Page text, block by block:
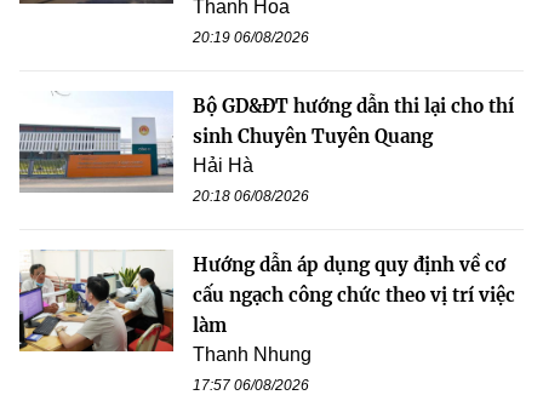
Thanh Hoa
20:19 06/08/2026
Bộ GD&ĐT hướng dẫn thi lại cho thí
sinh Chuyên Tuyên Quang
Hải Hà
20:18 06/08/2026
Hướng dẫn áp dụng quy định về cơ
cấu ngạch công chức theo vị trí việc
làm
Thanh Nhung
17:57 06/08/2026